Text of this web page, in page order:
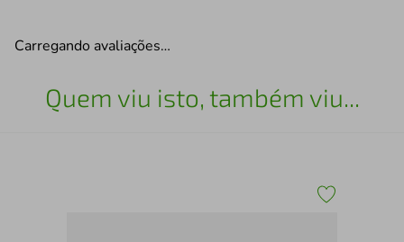
Carregando avaliações…
Quem viu isto, também viu...